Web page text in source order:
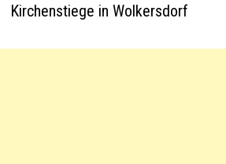
Kirchenstiege in Wolkersdorf